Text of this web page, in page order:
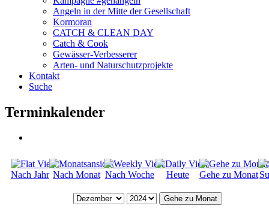
Angeln in der Mitte der Gesellschaft
Kormoran
CATCH & CLEAN DAY
Catch & Cook
Gewässer-Verbesserer
Arten- und Naturschutzprojekte
Kontakt
Suche
Terminkalender
Nach Jahr Nach Monat Nach Woche Heute Gehe zu Monat
Gehe zu Monat